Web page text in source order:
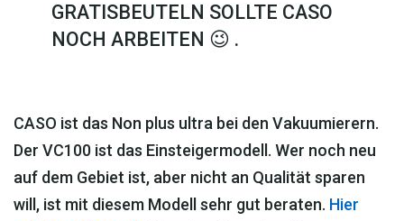
GRATISBEUTELN SOLLTE CASO
NOCH ARBEITEN 😉 .
CASO ist das Non plus ultra bei den Vakuumierern.
Der VC100 ist das Einsteigermodell. Wer noch neu
auf dem Gebiet ist, aber nicht an Qualität sparen
will, ist mit diesem Modell sehr gut beraten. Hier